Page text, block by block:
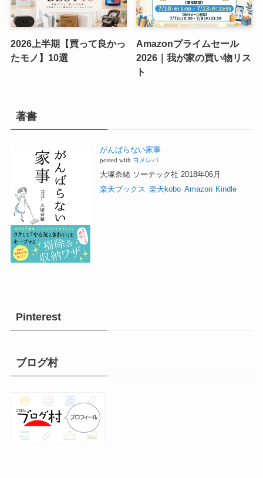
2026上半期【買って良かっ
たモノ】10選
Amazonプライムセール
2026｜我が家の買い物リス
ト
著書
がんばらない家事
posted with ヨメレバ
大塚奈緒 ソーテック社 2018年06月
楽天ブックス 楽天kobo Amazon Kindle
Pinterest
ブログ村